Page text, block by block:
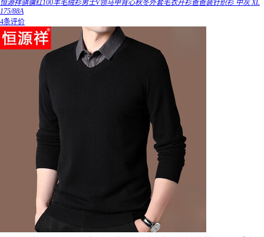
恒源祥骐骥红100羊毛绒衫男士V领马甲背心秋冬外套毛衣开衫爸爸装针织衫 中灰 XL
175/88A
4条评价